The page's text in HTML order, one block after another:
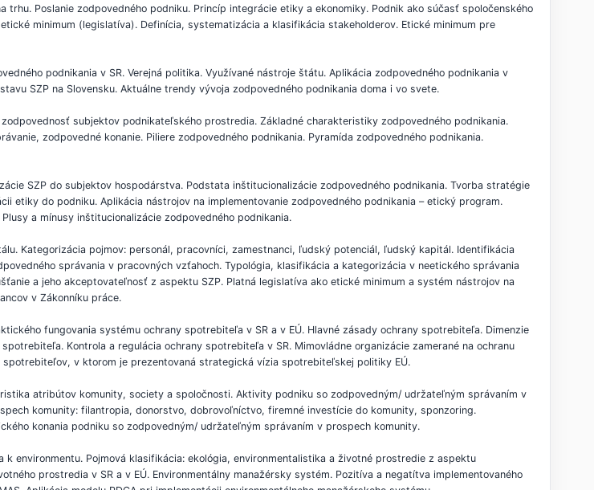
Poslanie zodpovedného podniku. Princíp integrácie etiky a ekonomiky. Podnik ako súčasť spoločenského
minimum (legislatíva). Definícia, systematizácia a klasifikácia stakeholderov. Etické minimum pre
podnikania v SR. Verejná politika. Využívané nástroje štátu. Aplikácia zodpovedného podnikania v
SZP na Slovensku. Aktuálne trendy vývoja zodpovedného podnikania doma i vo svete.
subjektov podnikateľského prostredia. Základné charakteristiky zodpovedného podnikania.
zodpovedné konanie. Piliere zodpovedného podnikania. Pyramída zodpovedného podnikania.
SZP do subjektov hospodárstva. Podstata inštitucionalizácie zodpovedného podnikania. Tvorba stratégie
etiky do podniku. Aplikácia nástrojov na implementovanie zodpovedného podnikania – etický program.
a mínusy inštitucionalizácie zodpovedného podnikania.
Kategorizácia pojmov: personál, pracovníci, zamestnanci, ľudský potenciál, ľudský kapitál. Identifikácia
správania v pracovných vzťahoch. Typológia, klasifikácia a kategorizácia v neetického správania
a jeho akceptovateľnosť z aspektu SZP. Platná legislatíva ako etické minimum a systém nástrojov na
v Zákonníku práce.
fungovania systému ochrany spotrebiteľa v SR a v EÚ. Hlavné zásady ochrany spotrebiteľa. Dimenzie
Kontrola a regulácia ochrany spotrebiteľa v SR. Mimovládne organizácie zamerané na ochranu
v ktorom je prezentovaná strategická vízia spotrebiteľskej politiky EÚ.
atribútov komunity, society a spoločnosti. Aktivity podniku so zodpovedným/ udržateľným správaním v
komunity: filantropia, donorstvo, dobrovoľníctvo, firemné investície do komunity, sponzoring.
konania podniku so zodpovedným/ udržateľným správaním v prospech komunity.
environmentu. Pojmová klasifikácia: ekológia, environmentalistika a životné prostredie z aspektu
prostredia v SR a v EÚ. Environmentálny manažérsky systém. Pozitíva a negatítva implementovaného